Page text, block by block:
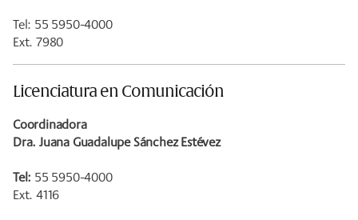
Tel: 55 5950-4000
Ext. 7980
Licenciatura en Comunicación
Coordinadora
Dra. Juana Guadalupe Sánchez Estévez
Tel: 55 5950-4000
Ext. 4116